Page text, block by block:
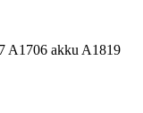
A1706 akku A1819